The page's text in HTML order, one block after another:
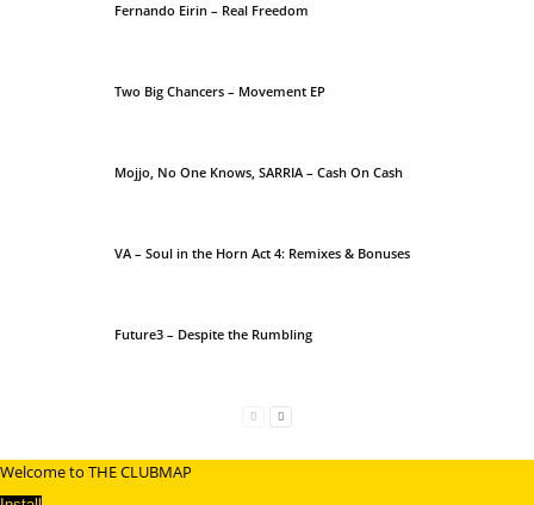
Fernando Eirin – Real Freedom
Two Big Chancers – Movement EP
Mojjo, No One Knows, SARRIA – Cash On Cash
VA – Soul in the Horn Act 4: Remixes & Bonuses
Future3 – Despite the Rumbling
Welcome to THE CLUBMAP